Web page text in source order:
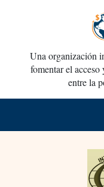
Una organización
fomentar el acceso
entre la